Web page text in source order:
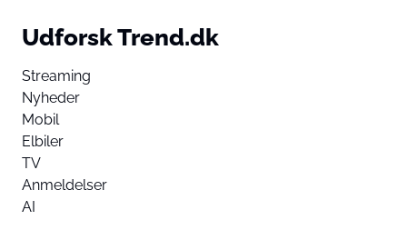
Udforsk Trend.dk
Streaming
Nyheder
Mobil
Elbiler
TV
Anmeldelser
AI